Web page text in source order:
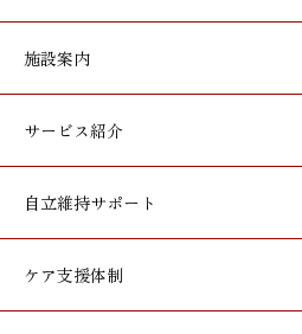
施設案内
サービス紹介
自立維持サポート
ケア支援体制